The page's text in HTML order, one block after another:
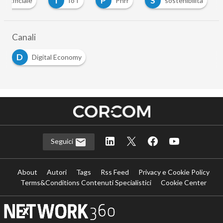
Tags Rss Feed
Privacy e Cookie Policy
Terms&Conditions Contenuti Specialistici
Cookie Center
Nextwork360è il più grande network in Italia di testate e portali
B2B dedicati ai temi della Trasformazione Digitale e dell’Innovazione
imprenditoriale nelle imprese e pubbliche amministrazioni italiane.